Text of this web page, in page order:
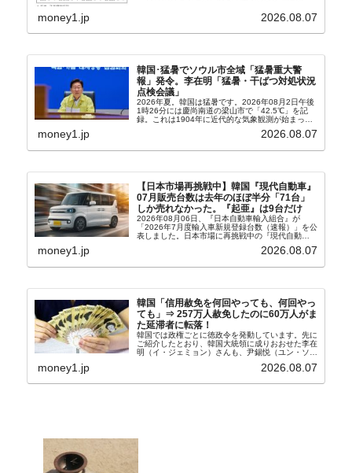
2.8％上昇（06月は3.2％）となり、上昇率は前...
money1.jp 2026.08.07
韓国･猛暑でソウル市全域「猛暑重大警
報」発令。李在明「猛暑・干ばつ対処状況
点検会議」
2026年夏。韓国は猛暑です。2026年08月2日午後
1時26分には慶尚南道の梁山市で「42.5℃」を記
録。これは1904年に近代的な気象観測が始まって
ウル市全域への「猛暑重大警報」が発令され...
money1.jp 2026.08.07
【日本市場再挑戦中】韓国『現代自動車』
07月販売台数は去年のほぼ半分「71台」
しか売れなかった。『起亜』は9台だけ
2026年08月06日、『日本自動車輸入組合』が
「2026年7月度輸入車新規登録台数（速報）」を公
表しました。日本市場に再挑戦中の『現代自動
台数はこの中に捉えられているはずです。先月から
money1.jp 2026.08.07
韓国「信用赦免を何回やっても、何回やっ
ても」⇒ 257万人赦免したのに60万人がま
た延滞者に転落！
韓国では政権ごとに徳政令を発動しています。先に
ご紹介したとおり、韓国大統領に成りおおせた李在
明（イ・ジェミョン）さんも、尹錫悦（ユン・ソギ
バンクにして不良債権の買い取りを行い、分割償還
money1.jp 2026.08.07